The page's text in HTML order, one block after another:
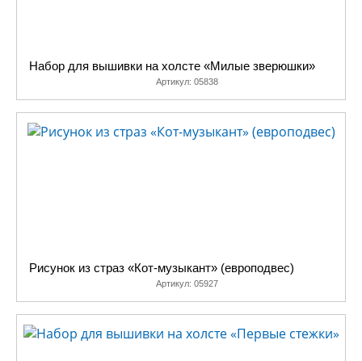
Набор для вышивки на холсте «Милые зверюшки»
Артикул: 05838
Рисунок из страз «Кот-музыкант» (европодвес)
Артикул: 05927